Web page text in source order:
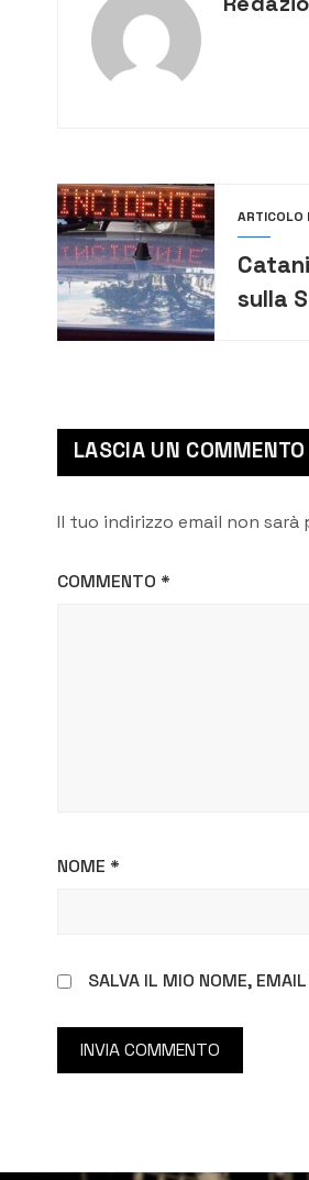
ARTICOLO
sulla
LASCIA UN COMMENTO
Il tuo indirizzo email non
COMMENTO *
NOME *
SALVA IL MIO NOME,